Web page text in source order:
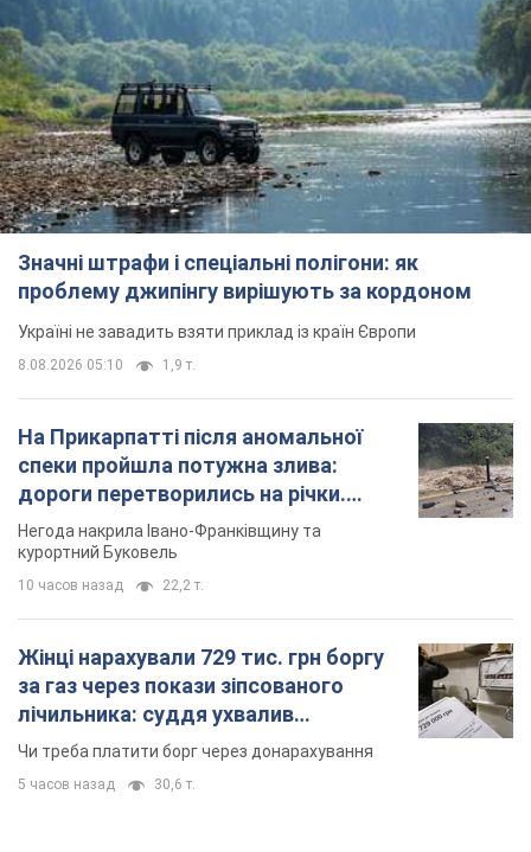
Значні штрафи і спеціальні полігони: як
проблему джипінгу вирішують за кордоном
Україні не завадить взяти приклад із країн Європи
8.08.2026 05:10 1,9 т.
На Прикарпатті після аномальної
спеки пройшла потужна злива:
дороги перетворились на річки.
Відео
Негода накрила Івано-Франківщину та
курортний Буковель
10 часов назад 22,2 т.
Жінці нарахували 729 тис. грн боргу
за газ через покази зіпсованого
лічильника: суддя ухвалив
неочікуване рішення
Чи треба платити борг через донарахування
5 часов назад 30,6 т.